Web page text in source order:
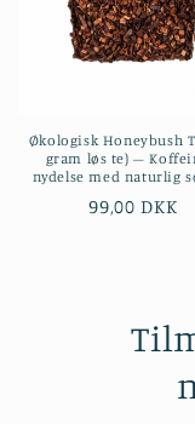
n
Økologisk Honeybush
gram løs te) –
nydelse med naturlig
Normalpris
99,00 DKK